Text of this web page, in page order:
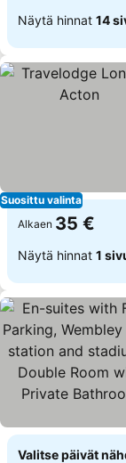
Näytä hinnat 14
Suosittu valinta
Alkaen 35 €
Näytä hinnat 1
Valitse päivät